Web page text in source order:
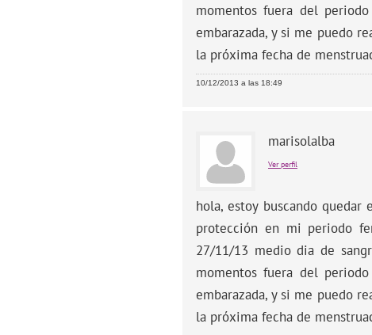
momentos fuera del
embarazada, y si me puedo
la próxima fecha de
10/12/2013 a las 18:49
marisolalba
Ver perfil
hola, estoy buscando
protección en mi periodo
27/11/13 medio dia de
momentos fuera del
embarazada, y si me puedo
la próxima fecha de